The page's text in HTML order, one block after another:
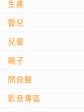
生產
嬰兒
兒童
親子
問良醫
影音專區